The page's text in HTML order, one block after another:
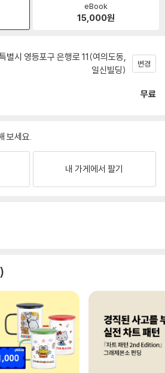
eBook
15,000원
별시 영등포구 은행로 11(여의도동,
일신빌딩)
변경
무료
보세요.
내 가게에서 팔기